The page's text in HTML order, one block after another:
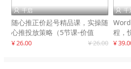
 千启
随心推正价起号精品课，实操随
心推投放策略（5节课-价值
298）
¥ 26.00 ¥ 26.00
 千
程，
+教程
¥